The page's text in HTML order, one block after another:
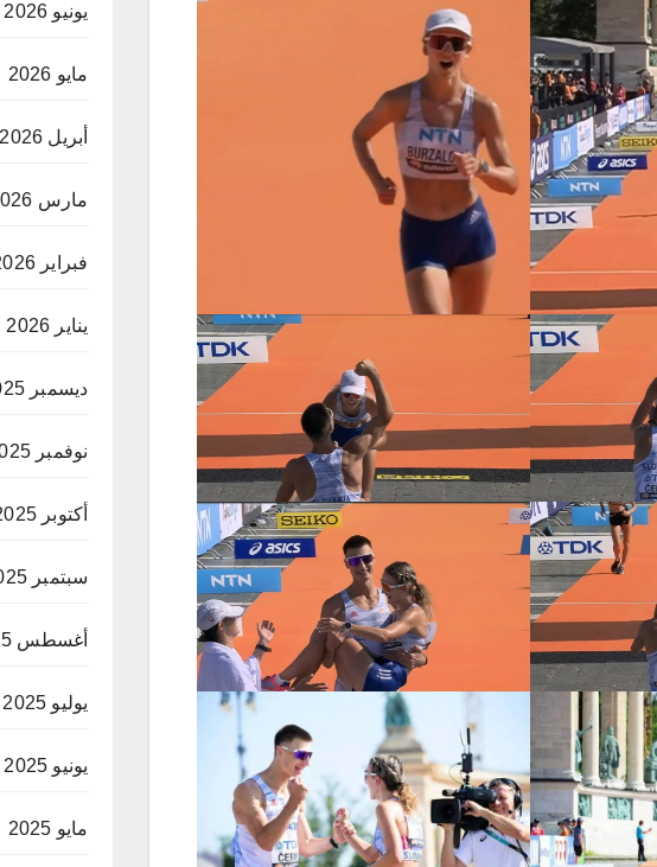
يونيو 2026
مايو 2026
أبريل 2026
مارس 2026
فبراير 2026
يناير 2026
ديسمبر 2025
نوفمبر 2025
أكتوبر 2025
سبتمبر 2025
أغسطس 2025
يوليو 2025
يونيو 2025
مايو 2025